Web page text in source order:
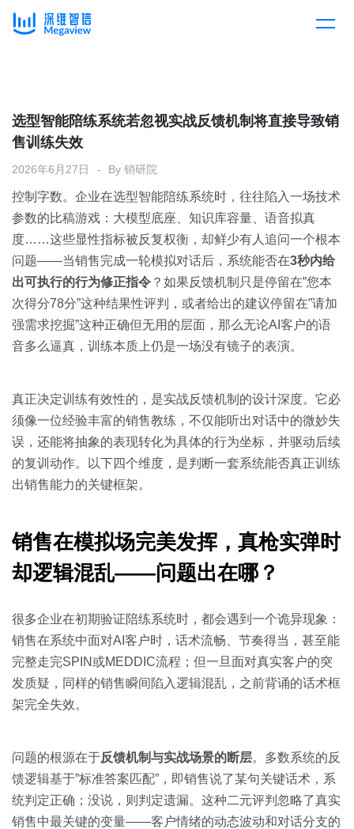
产品总览
产品集成
下载客户端
解决方案
按行业
企业服务
消费医疗
教育
汽车
金融
按角色
销售人员
销售管理
按业务场景
交易跟进
培训辅导
客户案例
开放平台
定价
资源中心
资源中心
全部
白皮书
销售会话智能
关于我们
预约演示
选型智能陪练系统若忽视实战反馈机制将直接导致销
售训练失效
2026年6月27日 By 销研院
控制字数。企业在选型智能陪练系统时，往往陷入一场技术
参数的比稿游戏：大模型底座、知识库容量、语音拟真
度……这些显性指标被反复权衡，却鲜少有人追问一个根本
问题——当销售完成一轮模拟对话后，系统能否在3秒内给
出可执行的行为修正指令 ？如果反馈机制只是停留在”您本
次得分78分”这种结果性评判，或者给出的建议停留在”请加
强需求挖掘”这种正确但无用的层面，那么无论AI客户的语
音多么逼真，训练本质上仍是一场没有镜子的表演。
真正决定训练有效性的，是实战反馈机制的设计深度。它必
须像一位经验丰富的销售教练，不仅能听出对话中的微妙失
误，还能将抽象的表现转化为具体的行为坐标，并驱动后续
的复训动作。以下四个维度，是判断一套系统能否真正训练
出销售能力的关键框架。
销售在模拟场完美发挥，真枪实弹时
却逻辑混乱——问题出在哪？
很多企业在初期验证陪练系统时，都会遇到一个诡异现象：
销售在系统中面对AI客户时，话术流畅、节奏得当，甚至能
完整走完SPIN或MEDDIC流程；但一旦面对真实客户的突
发质疑，同样的销售瞬间陷入逻辑混乱，之前背诵的话术框
架完全失效。
问题的根源在于反馈机制与实战场景的断层。多数系统的反
馈逻辑基于”标准答案匹配”，即销售说了某句关键话术，系
统判定正确；没说，则判定遗漏。这种二元评判忽略了真实
销售中最关键的变量——客户情绪的动态波动和对话分支的